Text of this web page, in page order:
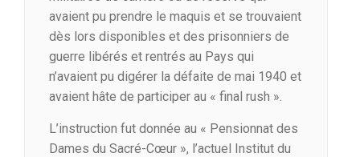
avaient pu prendre le maquis et se trouvaient
dès lors disponibles et des prisonniers de
guerre libérés et rentrés au Pays qui
n’avaient pu digérer la défaite de mai 1940 et
avaient hâte de participer au « final rush ».
L’instruction fut donnée au « Pensionnat des
Dames du Sacré-Cœur », l’actuel Institut du